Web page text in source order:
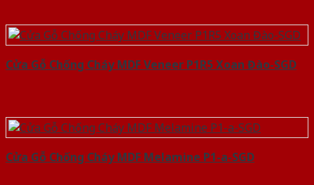
Cửa Gỗ Chống Cháy MDF Veneer P1R5 Xoan Đào-SGD
Cửa Gỗ Chống Cháy MDF Melamine P1-a-SGD